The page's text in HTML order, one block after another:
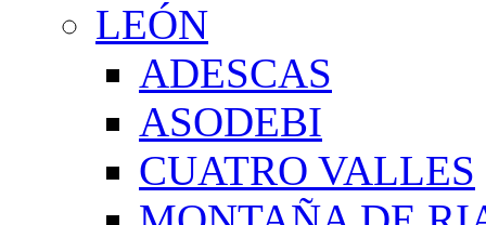
LEÓN
ADESCAS
ASODEBI
CUATRO VALLES